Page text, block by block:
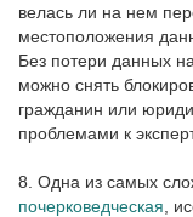
велась ли на нем
местоположения
Без потери данных
можно снять
гражданин или
проблемами к
8. Одна из самых
почерковедческая,